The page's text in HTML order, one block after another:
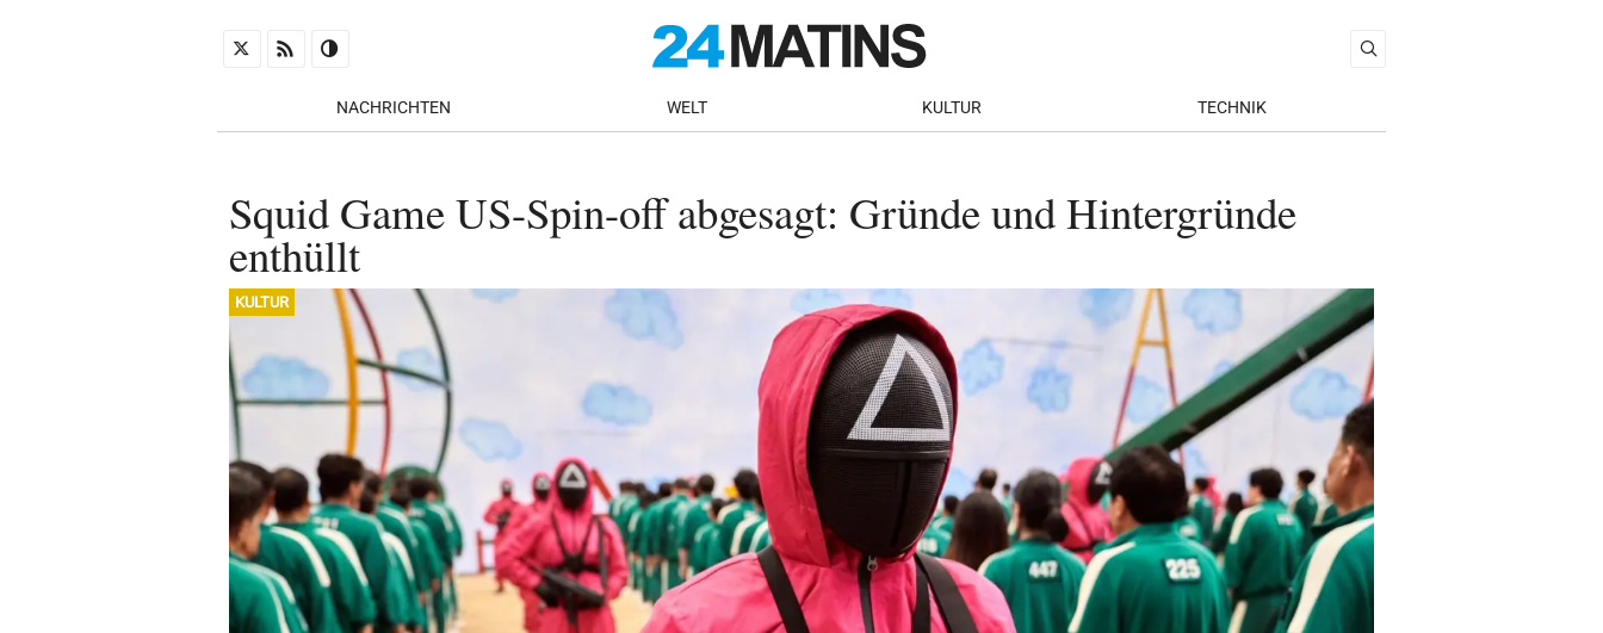
NACHRICHTEN WELT KULTUR TECHNIK
Squid Game US-Spin-off abgesagt: Gründe und Hintergründe
enthüllt
KULTUR